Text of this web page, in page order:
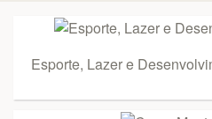
Esporte, Lazer e